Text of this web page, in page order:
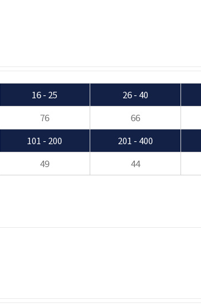
16 - 25 26 - 40
76 66
101 - 200 201 - 400
49 44